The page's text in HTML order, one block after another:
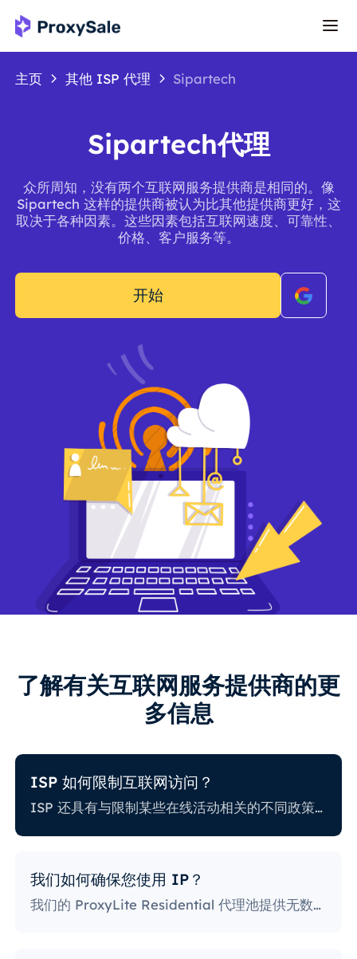
主页 其他 ISP 代理 Sipartech
Sipartech代理
众所周知，没有两个互联网服务提供商是相同的。像
Sipartech 这样的提供商被认为比其他提供商更好，这
取决于各种因素。这些因素包括互联网速度、可靠性、
价格、客户服务等。
开始
了解有关互联网服务提供商的更
多信息
ISP 如何限制互联网访问？
ISP 还具有与限制某些在线活动相关的不同政策。一些 ISP 会阻止某些网站，这对代理用户来说可能是一个巨大的问题。政策最严格的 ISP 会阻止访问社交媒体平台、新闻网站等。阻止特定端口也是一种相当流行的做法，严重限制了用户访问和使用互联网的方式。
我们如何确保您使用 IP？
我们的 ProxyLite Residential 代理池提供无数代理，因此我们的客户不必担心停机和 IP 阻止。您可以使用与此提供商合作的位置的代理服务器访问所需的数据。